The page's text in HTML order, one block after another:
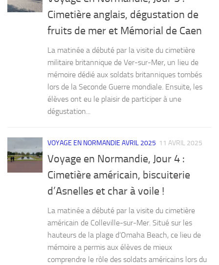
Cimetière anglais, dégustation de
fruits de mer et Mémorial de Caen
La matinée a débuté par la visite du cimetière
militaire britannique de Ver-sur-Mer, un lieu de
mémoire dédié aux soldats britanniques tombés
lors de la Seconde Guerre mondiale. Ensuite, les
élèves ont eu le plaisir de participer à une
dégustation...
VOYAGE EN NORMANDIE AVRIL 2025 11 AVRIL 2025
Voyage en Normandie, Jour 4 :
Cimetière américain, biscuiterie
d’Asnelles et char à voile !
La matinée a débuté par la visite du cimetière
américain de Colleville-sur-Mer. Situé sur les
hauteurs de la plage d’Omaha Beach, ce lieu de
mémoire a permis aux élèves de mieux
comprendre le rôle des soldats américains lors du